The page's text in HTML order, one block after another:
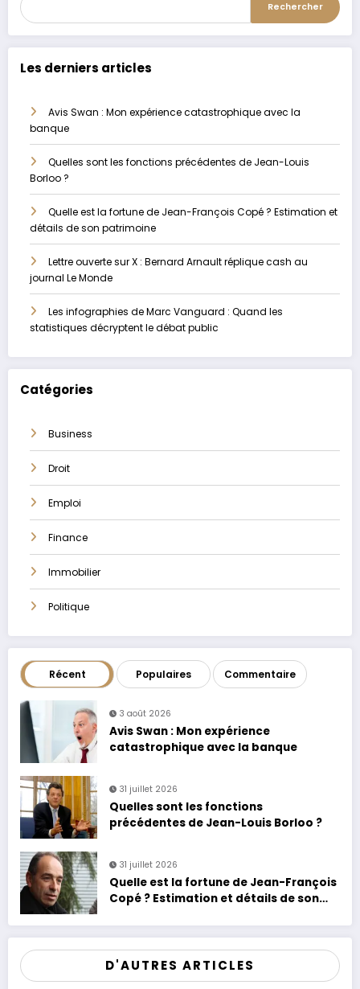
Rechercher
Les derniers articles
Avis Swan : Mon expérience catastrophique avec la
banque
Quelles sont les fonctions précédentes de Jean-Louis
Borloo ?
Quelle est la fortune de Jean-François Copé ? Estimation et
détails de son patrimoine
Lettre ouverte sur X : Bernard Arnault réplique cash au
journal Le Monde
Les infographies de Marc Vanguard : Quand les
statistiques décryptent le débat public
Catégories
Business
Droit
Emploi
Finance
Immobilier
Politique
Récent Populaires Commentaire
3 août 2026
Avis Swan : Mon expérience
catastrophique avec la banque
31 juillet 2026
Quelles sont les fonctions
précédentes de Jean-Louis Borloo ?
31 juillet 2026
Quelle est la fortune de Jean-François
Copé ? Estimation et détails de son
D'AUTRES ARTICLES